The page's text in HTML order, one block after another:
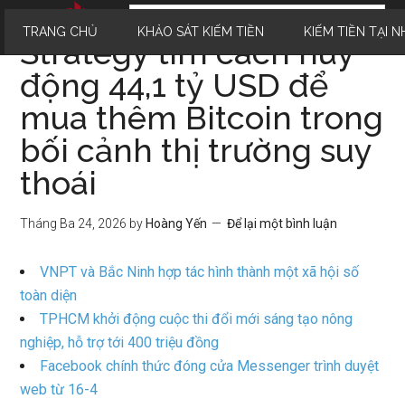
TRANG CHỦ KHẢO SÁT KIẾM TIỀN KIẾM TIỀN TẠI
Strategy tìm cách huy
động 44,1 tỷ USD để
mua thêm Bitcoin trong
bối cảnh thị trường suy
thoái
Tháng Ba 24, 2026 by Hoàng Yến Để lại một bình luận
VNPT và Bắc Ninh hợp tác hình thành một xã hội số
toàn diện
TPHCM khởi động cuộc thi đổi mới sáng tạo nông
nghiệp, hỗ trợ tới 400 triệu đồng
Facebook chính thức đóng cửa Messenger trình duyệt
web từ 16-4